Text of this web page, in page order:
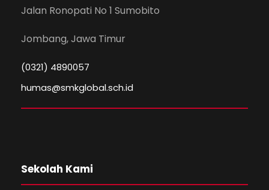
Jalan Ronopati No 1 Sumobito
Jombang, Jawa Timur
(0321) 4890057
humas@smkglobal.sch.id
Sekolah Kami